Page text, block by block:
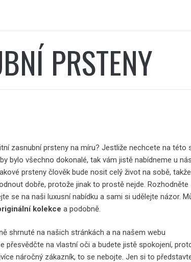
PRSTENY
zasnubní prsteny na míru? Jestliže nechcete na této
bylo všechno dokonalé, tak vám jistě nabídneme u
prsteny člověk bude nosit celý život na sobě,
dobře, protože jinak to prostě nejde. Rozhodněte
se na naši luxusní nabídku a sami si udělejte názor.
kolekce a podobně.
shrnuté na našich stránkách a na našem webu
přesvědčte na vlastní oči a budete jistě spokojení,
náročný zákazník, to se nebojte. Jen si to